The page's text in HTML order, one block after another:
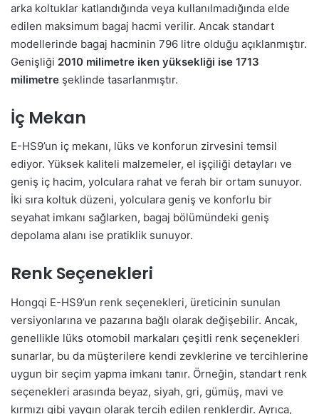
arka koltuklar katlandığında veya kullanılmadığında elde
edilen maksimum bagaj hacmi verilir. Ancak standart
modellerinde bagaj hacminin 796 litre olduğu açıklanmıştır.
Genişliği 2010 milimetre iken yüksekliği ise 1713
milimetre şeklinde tasarlanmıştır.
İç Mekan
E-HS9’un iç mekanı, lüks ve konforun zirvesini temsil
ediyor. Yüksek kaliteli malzemeler, el işçiliği detayları ve
geniş iç hacim, yolculara rahat ve ferah bir ortam sunuyor.
İki sıra koltuk düzeni, yolculara geniş ve konforlu bir
seyahat imkanı sağlarken, bagaj bölümündeki geniş
depolama alanı ise pratiklik sunuyor.
Renk Seçenekleri
Hongqi E-HS9’un renk seçenekleri, üreticinin sunulan
versiyonlarına ve pazarına bağlı olarak değişebilir. Ancak,
genellikle lüks otomobil markaları çeşitli renk seçenekleri
sunarlar, bu da müşterilere kendi zevklerine ve tercihlerine
uygun bir seçim yapma imkanı tanır. Örneğin, standart renk
seçenekleri arasında beyaz, siyah, gri, gümüş, mavi ve
kırmızı gibi yaygın olarak tercih edilen renklerdir. Ayrıca,